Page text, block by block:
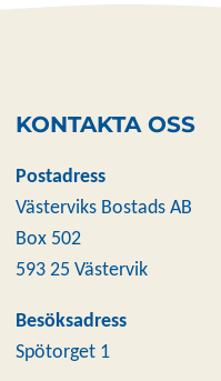
KONTAKTA OSS
Postadress
Västerviks Bostads AB
Box 502
593 25 Västervik
Besöksadress
Spötorget 1